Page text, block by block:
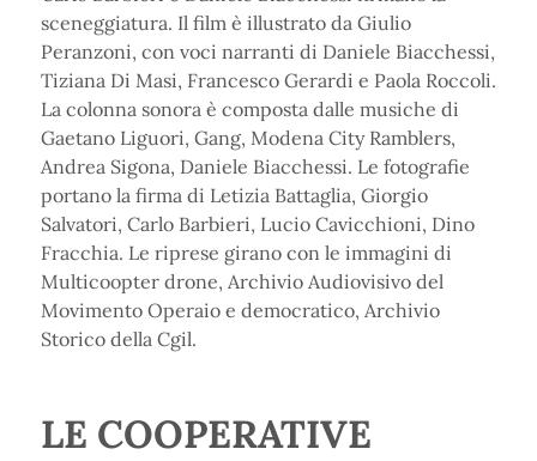
sceneggiatura. Il film è illustrato da Giulio
Peranzoni, con voci narranti di Daniele Biacchessi,
Tiziana Di Masi, Francesco Gerardi e Paola Roccoli.
La colonna sonora è composta dalle musiche di
Gaetano Liguori, Gang, Modena City Ramblers,
Andrea Sigona, Daniele Biacchessi. Le fotografie
portano la firma di Letizia Battaglia, Giorgio
Salvatori, Carlo Barbieri, Lucio Cavicchioni, Dino
Fracchia. Le riprese girano con le immagini di
Multicoopter drone, Archivio Audiovisivo del
Movimento Operaio e democratico, Archivio
Storico della Cgil.
LE COOPERATIVE